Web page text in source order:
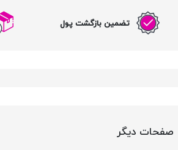
تضمین بازگشت پول
صفحات دیگر